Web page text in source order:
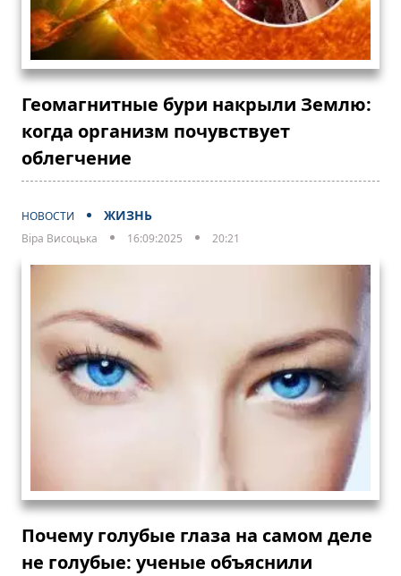
Геомагнитные бури накрыли Землю:
когда организм почувствует
облегчение
НОВОСТИ ЖИЗНЬ
Віра Висоцька 16:09:2025 20:21
Почему голубые глаза на самом деле
не голубые: ученые объяснили